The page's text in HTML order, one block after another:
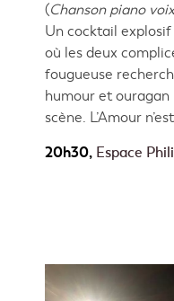
(Chanson piano
Un cocktail
où les deux
fougueuse
humour et ouragan
scène. L’Amour
20h30, Espace